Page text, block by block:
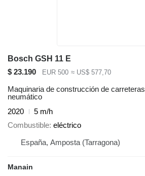
Bosch GSH 11 E
$ 23.190
EUR 500 ≈ US$ 577,70
Maquinaria de construcción de
neumático
2020
5 m/h
Combustible eléctrico
España, Amposta (Tarragona)
Manain